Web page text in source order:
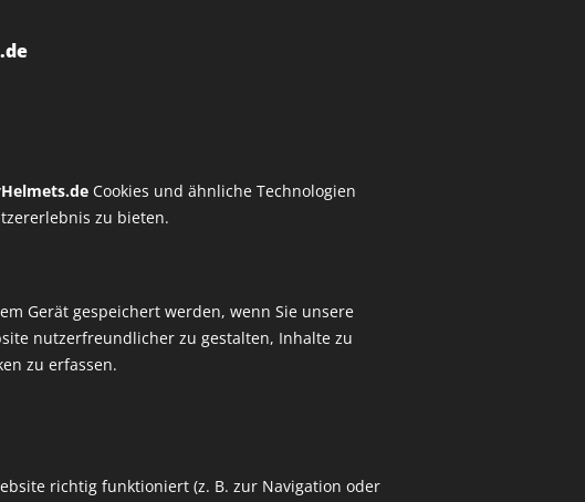
Cookies und ähnliche Technologien
zu bieten.
Gerät gespeichert werden, wenn Sie unsere
nutzerfreundlicher zu gestalten, Inhalte zu
zu erfassen.
richtig funktioniert (z. B. zur Navigation oder